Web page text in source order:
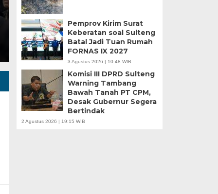
HARIANSULTENG.COM, MOROWALI – Industri
punggung ekspor nasional. Mantra hilirisasi terus…
Pemprov Kirim Surat
Keberatan soal Sulteng
Batal Jadi Tuan Rumah
FORNAS IX 2027
3 Agustus 2026 | 10:48 WIB
Komisi III DPRD Sulteng
Warning Tambang
Bawah Tanah PT CPM,
Desak Gubernur Segera
Bertindak
2 Agustus 2026 | 19:15 WIB